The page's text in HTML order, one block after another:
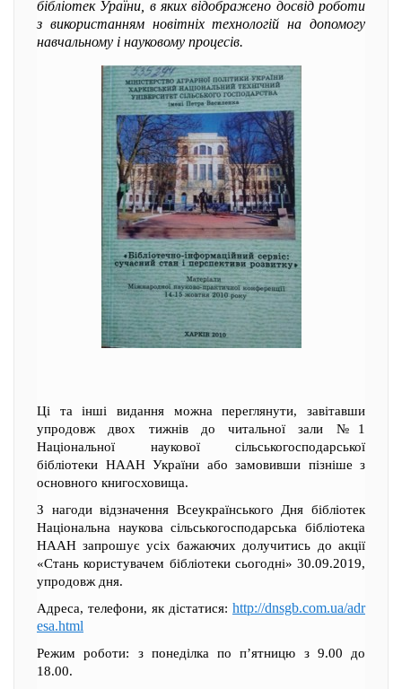
бібліотек Ураїни, в яких відображено досвід роботи
з використанням новітніх технологій на допомогу
навчальному і науковому процесів.
Ці та інші видання можна переглянути, завітавши
упродовж двох тижнів до читальної зали №1
Національної наукової сільськогосподарської
бібліотеки НААН України або замовивши пізніше з
основного книгосховища.
З нагоди відзначення Всеукраїнського Дня бібліотек
Національна наукова сільськогосподарська бібліотека
НААН запрошує усіх бажаючих долучитись до акції
«Стань користувачем бібліотеки сьогодні» 30.09.2019,
упродовж дня.
Адреса, телефони, як дістатися: http://dnsgb.com.ua/adr
esa.html
Режим роботи: з понеділка по п’ятницю з 9.00 до
18.00.